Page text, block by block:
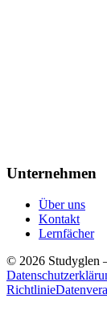
Unternehmen
Über uns
Kontakt
Lernfächer
© 2026 Studyglen
Richtlinie